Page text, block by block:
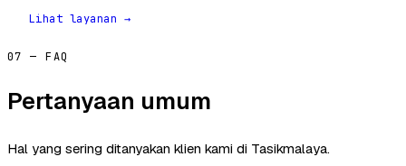
Lihat layanan →
07 — FAQ
Pertanyaan umum
Hal yang sering ditanyakan klien kami di Tasikmalaya.